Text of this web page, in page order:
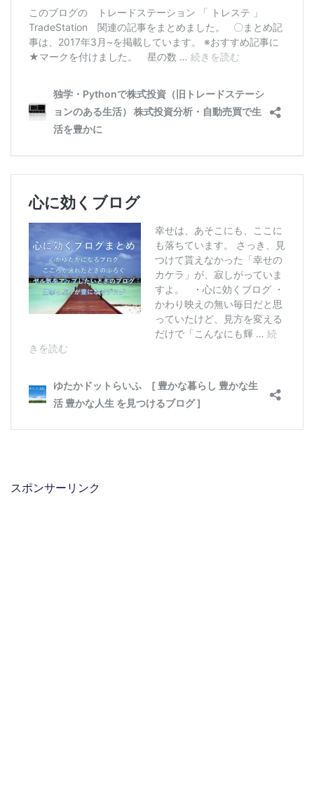
スポンサーリンク